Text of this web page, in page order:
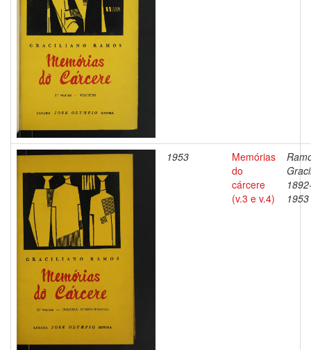
1953
Memórias
do
cárcere
(v.3 e v.4)
1953